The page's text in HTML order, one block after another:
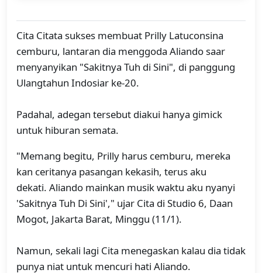
Cita Citata sukses membuat Prilly Latuconsina
cemburu, lantaran dia menggoda Aliando saar
menyanyikan "Sakitnya Tuh di Sini", di panggung
Ulangtahun Indosiar ke-20.
Padahal, adegan tersebut diakui hanya gimick
untuk hiburan semata.
"Memang begitu, Prilly harus cemburu, mereka
kan ceritanya pasangan kekasih, terus aku
dekati. Aliando mainkan musik waktu aku nyanyi
'Sakitnya Tuh Di Sini'," ujar Cita di Studio 6, Daan
Mogot, Jakarta Barat, Minggu (11/1).
Namun, sekali lagi Cita menegaskan kalau dia tidak
punya niat untuk mencuri hati Aliando.